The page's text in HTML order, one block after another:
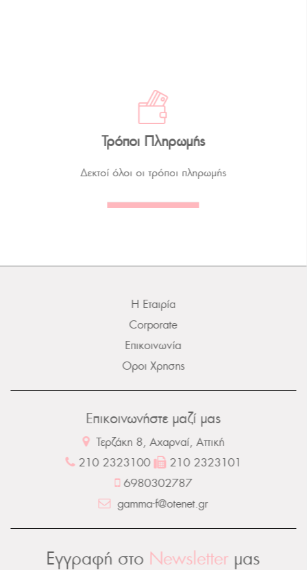
Τρόποι Πληρωμής
Δεκτοί όλοι οι τρόποι πληρωμής
Η Εταιρία
Corporate
Επικοινωνία
Οροι Χρησης
Επικοινωνήστε μαζί μας
Τερζάκη 8, Αχαρναί, Αττική
210 2323100
210 2323101
6980302787
gamma-f@otenet.gr
Εγγραφή στο Newsletter μας